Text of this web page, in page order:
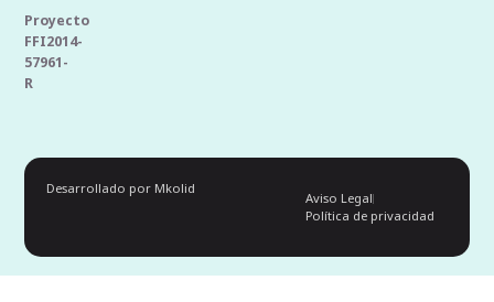
Proyecto
FFI2014-
57961-
R
Desarrollado por Mkolid
Aviso Legal
Política de privacidad